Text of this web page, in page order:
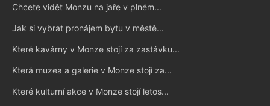
Chcete vidět Monzu na jaře v plném...
Jak si vybrat pronájem bytu v městě...
Které kavárny v Monze stojí za zastávku...
Která muzea a galerie v Monze stojí za...
Které kulturní akce v Monze stojí letos...